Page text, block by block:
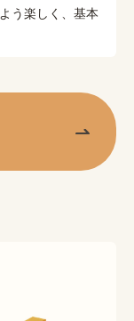
う楽しく、基本